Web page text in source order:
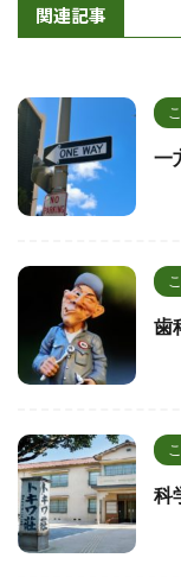
関連記事
一
歯
科